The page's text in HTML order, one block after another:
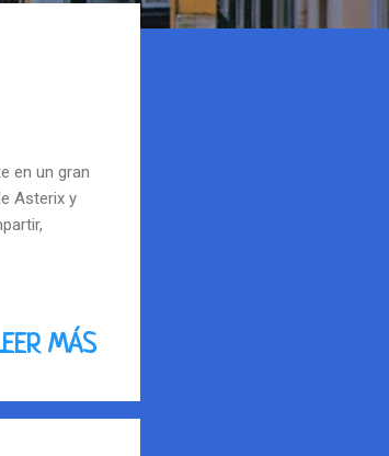
en un gran
Asterix y
MÁS